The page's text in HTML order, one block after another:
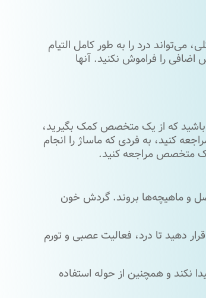
درد را به طور کامل التیام
اضافی را فراموش نکنید. آنها
باشید که از یک متخصص کمک بگیرید،
کنید، به فردی که ماساژ را انجام
متخصص مراجعه کنید.
و ماهیچه‌ها بروند. گردش خون
یخ را به مدت 10 دقیقه روی کمر خود قرار دهید تا درد، فعالیت عصبی و تورم
نکند و همچنین از حوله استفاده